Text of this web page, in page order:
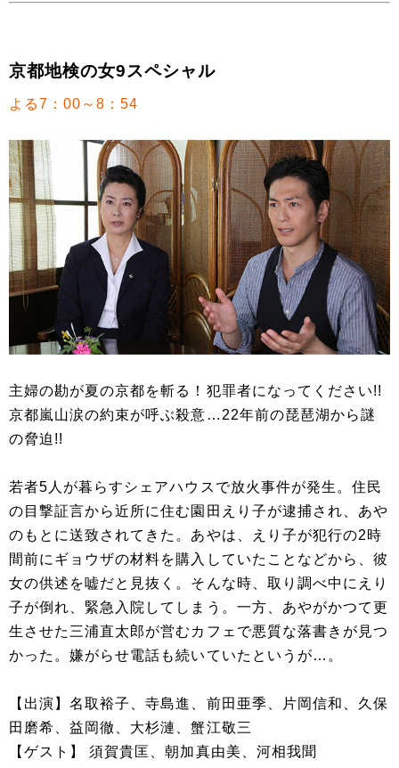
京都地検の女9スペシャル
よる7：00～8：54
主婦の勘が夏の京都を斬る！犯罪者になってください!!
京都嵐山涙の約束が呼ぶ殺意…22年前の琵琶湖から謎
の脅迫!!
若者5人が暮らすシェアハウスで放火事件が発生。住民
の目撃証言から近所に住む園田えり子が逮捕され、あや
のもとに送致されてきた。あやは、えり子が犯行の2時
間前にギョウザの材料を購入していたことなどから、彼
女の供述を嘘だと見抜く。そんな時、取り調べ中にえり
子が倒れ、緊急入院してしまう。一方、あやがかつて更
生させた三浦直太郎が営むカフェで悪質な落書きが見つ
かった。嫌がらせ電話も続いていたというが…。
【出演】名取裕子、寺島進、前田亜季、片岡信和、久保
田磨希、益岡徹、大杉漣、蟹江敬三
【ゲスト】 須賀貴匡、朝加真由美、河相我聞